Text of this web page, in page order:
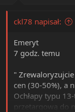
ckl78 napisał:
Emeryt
7 godz. temu
"
cen (30-50%), a
Ochłapy typu
przetargową do